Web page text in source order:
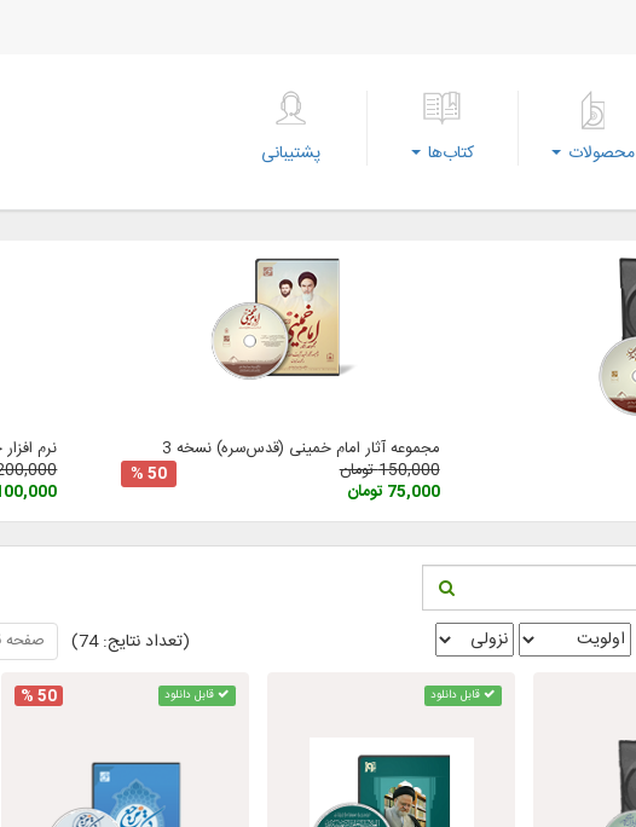
محصولات کتاب‌ها پشتیبانی
مجموعه آثار امام خمینی (‌قدس‌سره) نسخه 3
150,000 تومان
50 %
75,000 تومان
نرم
200,000
100,000
(تعداد نتایج: 74) صفحه
قابل دانلود 50 % قابل دانلود